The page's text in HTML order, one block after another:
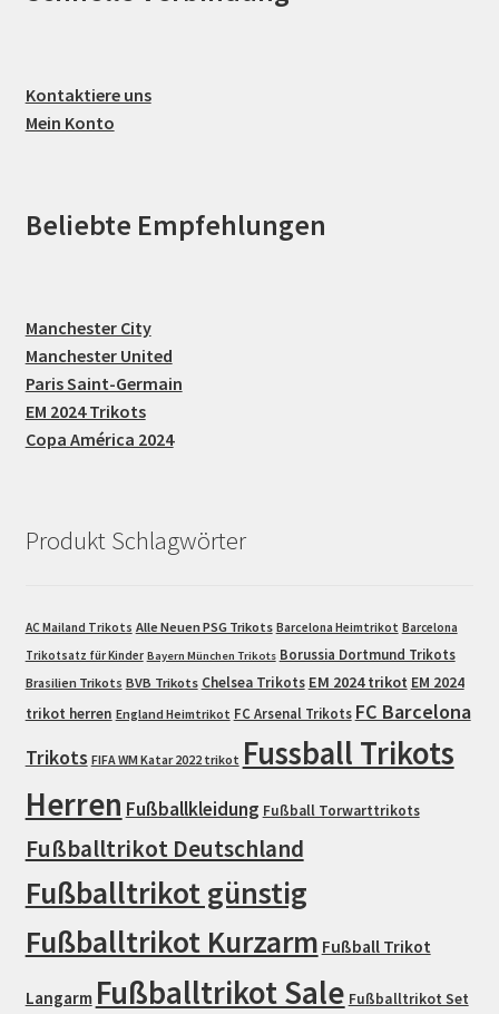
Kontaktiere uns
Mein Konto
Beliebte Empfehlungen
Manchester City
Manchester United
Paris Saint-Germain
EM 2024 Trikots
Copa América 2024
Produkt Schlagwörter
AC Mailand Trikots Alle Neuen PSG Trikots Barcelona Heimtrikot Barcelona
Trikotsatz für Kinder Bayern München Trikots Borussia Dortmund Trikots
Brasilien Trikots BVB Trikots Chelsea Trikots EM 2024 trikot EM 2024
trikot herren England Heimtrikot FC Arsenal Trikots FC Barcelona
Trikots FIFA WM Katar 2022 trikot Fussball Trikots
Herren Fußballkleidung Fußball Torwarttrikots
Fußballtrikot Deutschland
Fußballtrikot günstig
Fußballtrikot Kurzarm Fußball Trikot
Langarm Fußballtrikot Sale Fußballtrikot Set